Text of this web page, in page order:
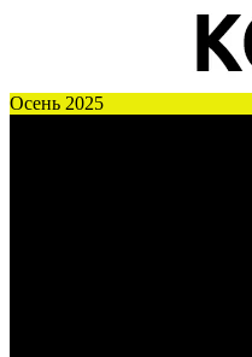
Осень 2025